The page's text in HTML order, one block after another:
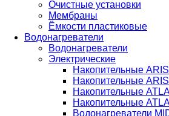
Очистные установки
Мембраны
Ёмкости пластиковые
Водонагреватели
Водонагреватели
Электрические
Накопительные
Накопительные
Накопительные
Накопительные
Водонагреватели